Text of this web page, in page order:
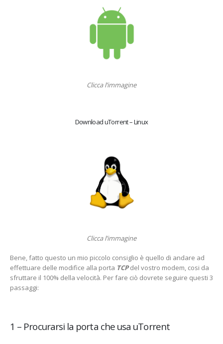
Clicca l’immagine
Download uTorrent – Linux
Clicca l’immagine
Bene, fatto questo un mio piccolo consiglio è quello di andare ad
effettuare delle modifice alla porta TCPdel vostro modem, cosi da
sfruttare il 100% della velocità. Per fare ciò dovrete seguire questi 3
passaggi:
1 – Procurarsi la porta che usa uTorrent